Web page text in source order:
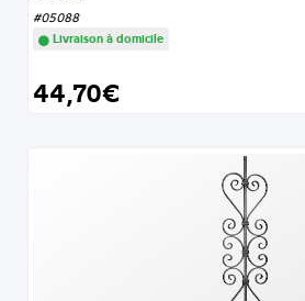
#05088
Livraison à domicile
44,70€